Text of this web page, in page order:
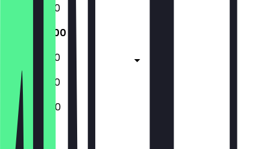
10:00 - 19:00
10:00 - 19:00
10:00 - 19:00
10:00 - 19:00
10:00 - 18:00